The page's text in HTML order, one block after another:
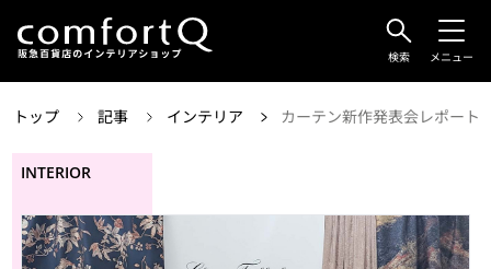
検索 メニュー
トップ 記事 インテリア カーテン新作発表会レポート
INTERIOR